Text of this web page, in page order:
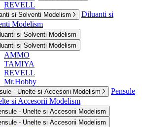
REVELL
si Solventi Modelism
Diluanti si
Modelism
si Solventi Modelism
si Solventi Modelism
AMMO
TAMIYA
REVELL
Mr.Hobby
- Unelte si Accesorii Modelism
Pensule
si Accesorii Modelism
- Unelte si Accesorii Modelism
- Unelte si Accesorii Modelism